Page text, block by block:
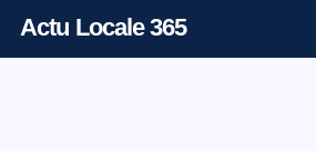
Actu Locale 365